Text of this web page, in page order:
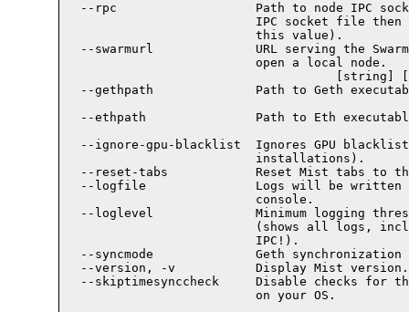
--rpc                   Path to node IPC
IPC socket file then
this value).
--swarmurl              URL serving the
                          open a local node.
[string]
--gethpath              Path to Geth
--ethpath               Path to Eth
--ignore-gpu-blacklist  Ignores GPU
installations).
--reset-tabs            Reset Mist tabs to
--logfile               Logs will be written
console.
--loglevel              Minimum logging
(shows all logs,
IPC!).
--syncmode              Geth
--version, -v           Display Mist
--skiptimesynccheck     Disable checks for
on your OS.